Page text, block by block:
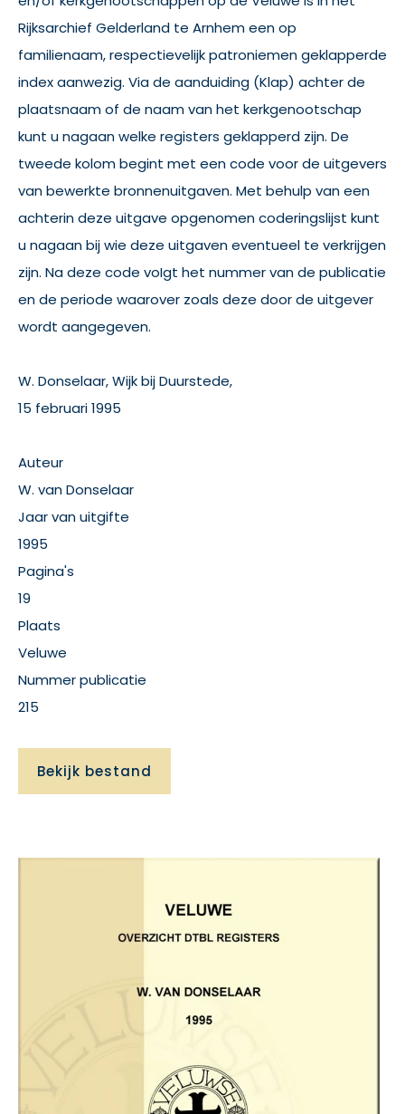
Rijksarchief Gelderland te Arnhem een op
familienaam, respectievelijk patroniemen geklapperde
index aanwezig. Via de aanduiding (Klap) achter de
plaatsnaam of de naam van het kerkgenootschap
kunt u nagaan welke registers geklapperd zijn. De
tweede kolom begint met een code voor de uitgevers
van bewerkte bronnenuitgaven. Met behulp van een
achterin deze uitgave opgenomen coderingslijst kunt
u nagaan bij wie deze uitgaven eventueel te verkrijgen
zijn. Na deze code voIgt het nummer van de publicatie
en de periode waarover zoals deze door de uitgever
wordt aangegeven.
W. Donselaar, Wijk bij Duurstede,
15 februari 1995
Auteur
W. van Donselaar
Jaar van uitgifte
1995
Pagina's
19
Plaats
Veluwe
Nummer publicatie
215
Bekijk bestand